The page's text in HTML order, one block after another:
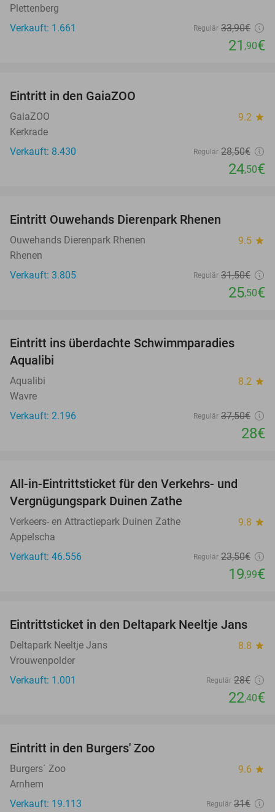
Plettenberg
Verkauft: 1.661
Regulär 33,90€
21 ,90€
Eintritt in den GaiaZOO
GaiaZOO 9.2 star
Kerkrade
Verkauft: 8.430
Regulär 28,50€
24,50€
Eintritt Ouwehands Dierenpark Rhenen
Ouwehands Dierenpark Rhenen 9.5 star
Rhenen
Verkauft: 3.805
Regulär 31,50€
25,50€
Eintritt ins überdachte Schwimmparadies
Aqualibi
Aqualibi 8.2 star
Wavre
Verkauft: 2.196
Regulär 37,50€
28€
All-in-Eintrittsticket für den Verkehrs- und
Vergnügungspark Duinen Zathe
Verkeers- en Attractiepark Duinen Zathe 9.8 star
Appelscha
Verkauft: 46.556
Regulär 23,50€
19,99€
20%
Eintrittsticket in den Deltapark Neeltje Jans
Deltapark Neeltje Jans 8.8 star
Vrouwenpolder
Verkauft: 1.001
Regulär 28€
22,40€
Eintritt in den Burgers' Zoo
Burgers´ Zoo 9.6 star
Arnhem
Verkauft: 19.113
Regulär 31€